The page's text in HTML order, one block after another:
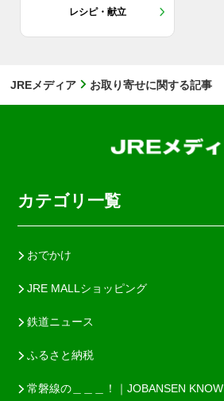
レシピ・献立
JREメディア お取り寄せに関する記事
カテゴリ一覧
おでかけ
JRE MALLショッピング
鉄道ニュース
ふるさと納税
常磐線の＿＿＿！｜JOBANSEN KNOW